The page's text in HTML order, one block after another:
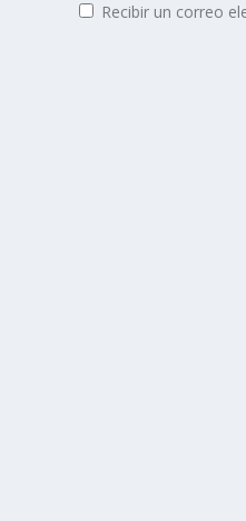
Recibir un correo